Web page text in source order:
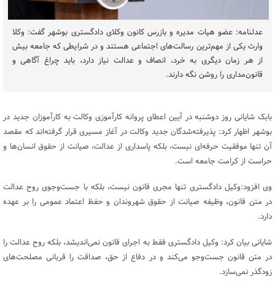
عدلنامه: عضو هیات مدیره و بازرس کانون وکلای دادگستری بوشهر گفت: وکلا
وارث یکی از مهم‌ترین رسالت‌های اجتماعی هستند و در شرایطی که جامعه بیش
از هر زمان دیگری به خرد، انصاف و عدالت نیاز دارد، باید چراغ آگاهی و
قانون‌مداری را روشن نگه دارند.
بابک شایانی روز دوشنبه در آیین اعطای پروانه کارآموزی وکالت به کارآموزان جدید در
بوشهر اظهار کرد: پذیرفته‌شدگان جدید وکالت در آغاز مسیری قرار گرفته‌اند که مقصد
آن تنها موفقیت حرفه‌ای نیست، بلکه پاسداری از عدالت، صیانت از حقوق انسان‌ها و
حراست از کرامت جامعه است.
وی افزود:وکیل دادگستری تنها مجری قانون نیست، بلکه با جست‌وجوی روح عدالت
در متن قانون، وظیفه صیانت از حقوق شهروندان و حفظ اعتماد عمومی را بر عهده
دارد.
شایانی بیان کرد: وکیل دادگستری فقط به اجرای قانون نمی‌اندیشد، بلکه روح عدالت را
در متن قانون جست‌وجو می‌کند و در دفاع از حق، صداقت را قربانی مصلحت‌های
زودگذر نمی‌سازد.